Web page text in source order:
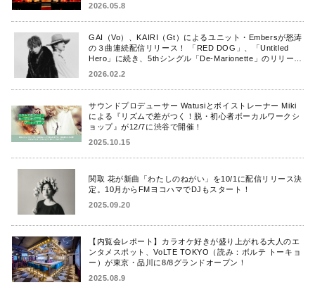
2026.05.8
GAI（Vo）、KAIRI（Gt）によるユニット・Embersが怒涛
の３曲連続配信リリース！ 「RED DOG」、「Untitled
Hero」に続き、5thシングル「De-Marionette」のリリース
2026.02.2
サウンドプロデューサー Watusiとボイストレーナー Miki
による『リズムで差がつく！脱・初心者ボーカルワークシ
ョップ』が12/7に渋谷で開催！
2025.10.15
関取 花が新曲「わたしのねがい」を10/1に配信リリース決
定。10月からFMヨコハマでDJもスタート！
2025.09.20
【内覧会レポート】カラオケ好きが盛り上がれる大人のエ
ンタメスポット、VoLTE TOKYO（読み：ボルテ トーキョ
ー）が東京・品川に8/8グランドオープン！
2025.08.9